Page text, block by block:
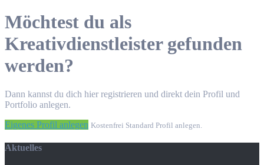
Möchtest du als
Kreativdienstleister gefunden
werden?
Dann kannst du dich hier registrieren und direkt dein Profil und
Portfolio anlegen.
Eigenes Profil anlegen Kostenfrei Standard Profil anlegen.
Aktuelles